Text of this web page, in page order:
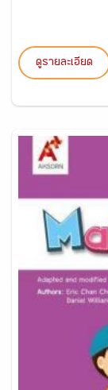
ดูรายละเอียด